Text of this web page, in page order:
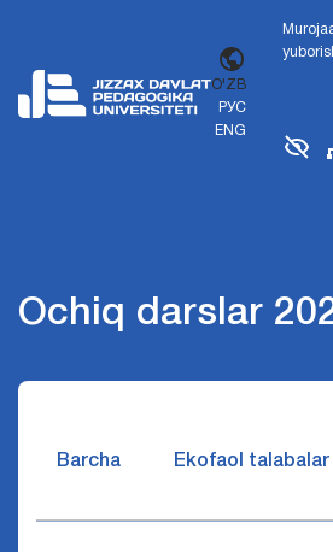
O'ZB
РУС
ENG
Ochiq darslar
Barcha Ekofaol talabalar